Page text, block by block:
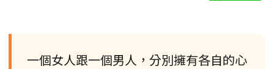
一個女人跟一個男人，分別擁有各自的心